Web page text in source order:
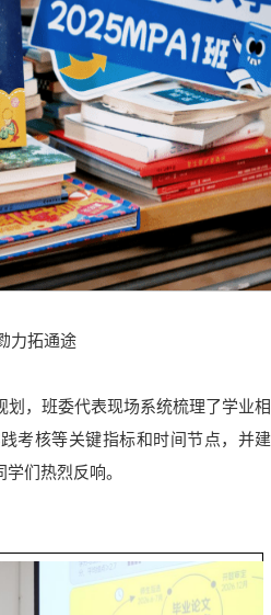
力拓通途
划，班委代表现场系统梳理了学业相
考核等关键指标和时间节点，并建
们热烈反响。